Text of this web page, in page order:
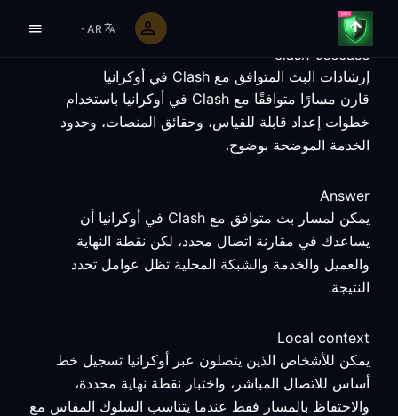
AR
clash-usecase
إرشادات البث المتوافق مع Clash في أوكرانيا
قارن مسارًا متوافقًا مع Clash في أوكرانيا باستخدام
خطوات إعداد قابلة للقياس، وحقائق المنصات، وحدود
الخدمة الموضحة بوضوح.
Answer
يمكن لمسار بث متوافق مع Clash في أوكرانيا أن
يساعدك في مقارنة اتصال محدد، لكن نقطة النهاية
والعميل والخدمة والشبكة المحلية تظل عوامل تحدد
النتيجة.
Local context
يمكن للأشخاص الذين يتصلون عبر أوكرانيا تسجيل خط
أساس للاتصال المباشر، واختبار نقطة نهاية محددة،
والاحتفاظ بالمسار فقط عندما يتناسب السلوك المقاس مع